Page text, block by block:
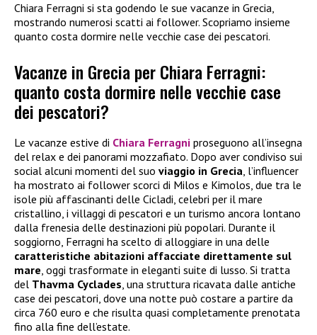
Chiara Ferragni si sta godendo le sue vacanze in Grecia,
mostrando numerosi scatti ai follower. Scopriamo insieme
quanto costa dormire nelle vecchie case dei pescatori.
Vacanze in Grecia per Chiara Ferragni:
quanto costa dormire nelle vecchie case
dei pescatori?
Le vacanze estive di Chiara Ferragni proseguono all’insegna
del relax e dei panorami mozzafiato. Dopo aver condiviso sui
social alcuni momenti del suo viaggio in Grecia, l’influencer
ha mostrato ai follower scorci di Milos e Kimolos, due tra le
isole più affascinanti delle Cicladi, celebri per il mare
cristallino, i villaggi di pescatori e un turismo ancora lontano
dalla frenesia delle destinazioni più popolari. Durante il
soggiorno, Ferragni ha scelto di alloggiare in una delle
caratteristiche abitazioni affacciate direttamente sul
mare, oggi trasformate in eleganti suite di lusso. Si tratta
del Thavma Cyclades, una struttura ricavata dalle antiche
case dei pescatori, dove una notte può costare a partire da
circa 760 euro e che risulta quasi completamente prenotata
fino alla fine dell’estate.